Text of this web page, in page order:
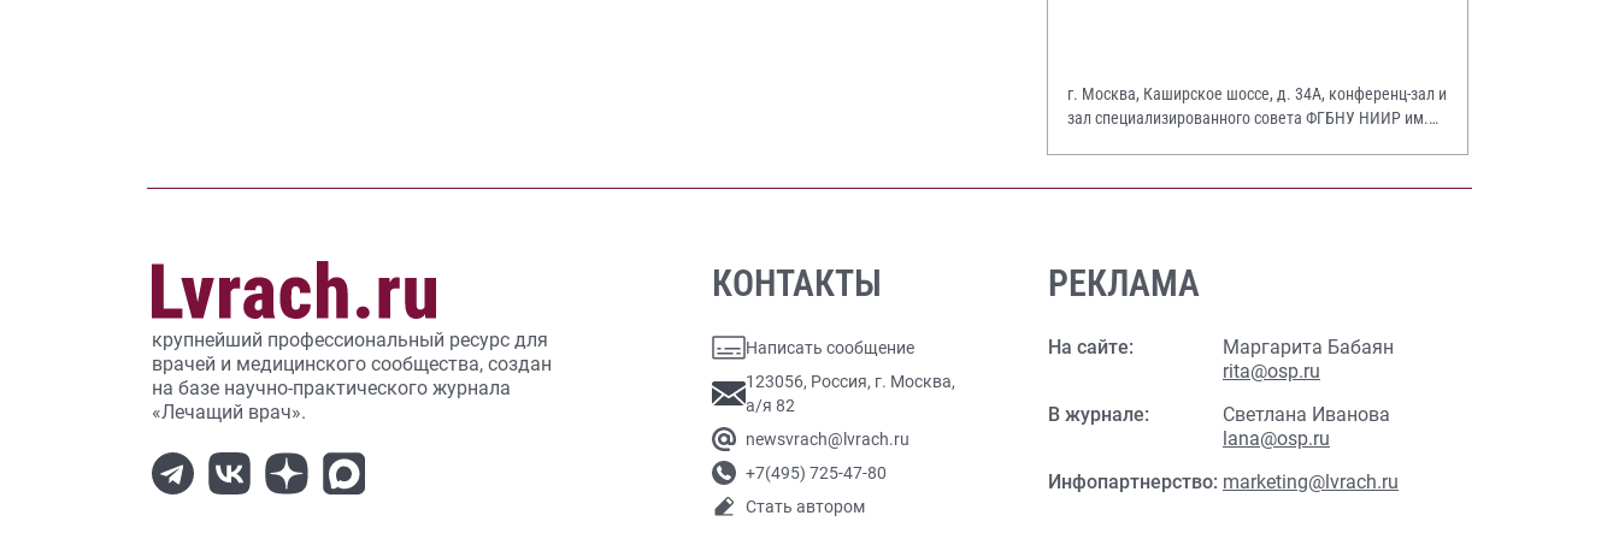
г. Москва, Каширское шоссе, д. 34А, конференц-зал и
зал специализированного совета ФГБНУ НИИР им.
крупнейший профессиональный ресурс для
врачей и медицинского сообщества, создан
на базе научно-практического журнала
«Лечащий врач».
КОНТАКТЫ
Написать сообщение
123056, Россия, г. Москва,
а/я 82
newsvrach@lvrach.ru
+7(495) 725-47-80
Стать автором
РЕКЛАМА
На сайте:
Маргарита Бабаян
rita@osp.ru
В журнале:
Светлана Иванова
lana@osp.ru
Инфопартнерство: marketing@lvrach.ru